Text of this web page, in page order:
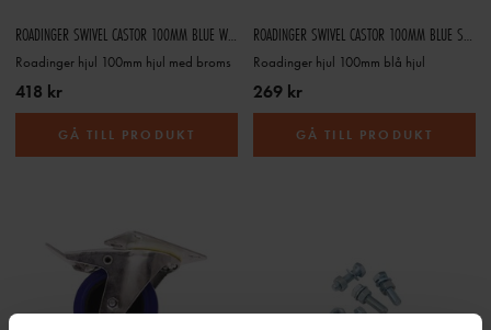
ROADINGER SWIVEL CASTOR 100MM BLUE WHEEL WITH BRAKE
Roadinger hjul 100mm hjul med broms
418 kr
GÅ TILL PRODUKT
ROADINGER SWIVEL CASTOR 100MM BLUE SHIELDED BEARING
Roadinger hjul 100mm blå hjul
269 kr
GÅ TILL PRODUKT